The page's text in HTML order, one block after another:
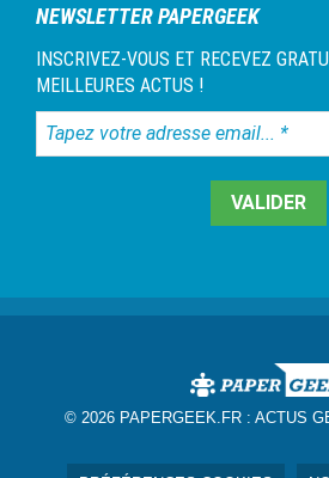
NEWSLETTER PAPERGEEK
INSCRIVEZ-VOUS ET RECEVEZ
MEILLEURES ACTUS !
Tapez
votre
© 2026 PAPERGEEK.FR : ACTUS